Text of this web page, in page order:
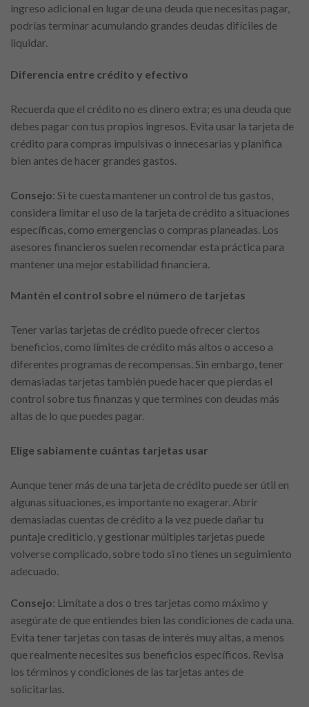
ingreso adicional en lugar de una deuda que necesitas pagar,
podrías terminar acumulando grandes deudas difíciles de
liquidar.
Diferencia entre crédito y efectivo
Recuerda que el crédito no es dinero extra; es una deuda que
debes pagar con tus propios ingresos. Evita usar la tarjeta de
crédito para compras impulsivas o innecesarias y planifica
bien antes de hacer grandes gastos.
Consejo: Si te cuesta mantener un control de tus gastos,
considera limitar el uso de la tarjeta de crédito a situaciones
específicas, como emergencias o compras planeadas. Los
asesores financieros suelen recomendar esta práctica para
mantener una mejor estabilidad financiera.
Mantén el control sobre el número de tarjetas
Tener varias tarjetas de crédito puede ofrecer ciertos
beneficios, como límites de crédito más altos o acceso a
diferentes programas de recompensas. Sin embargo, tener
demasiadas tarjetas también puede hacer que pierdas el
control sobre tus finanzas y que termines con deudas más
altas de lo que puedes pagar.
Elige sabiamente cuántas tarjetas usar
Aunque tener más de una tarjeta de crédito puede ser útil en
algunas situaciones, es importante no exagerar. Abrir
demasiadas cuentas de crédito a la vez puede dañar tu
puntaje crediticio, y gestionar múltiples tarjetas puede
volverse complicado, sobre todo si no tienes un seguimiento
adecuado.
Consejo: Limítate a dos o tres tarjetas como máximo y
asegúrate de que entiendes bien las condiciones de cada una.
Evita tener tarjetas con tasas de interés muy altas, a menos
que realmente necesites sus beneficios específicos. Revisa
los términos y condiciones de las tarjetas antes de
solicitarlas.